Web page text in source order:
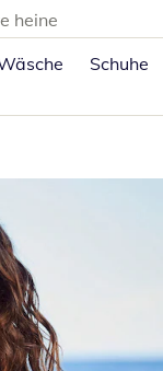
heine
Schuhe